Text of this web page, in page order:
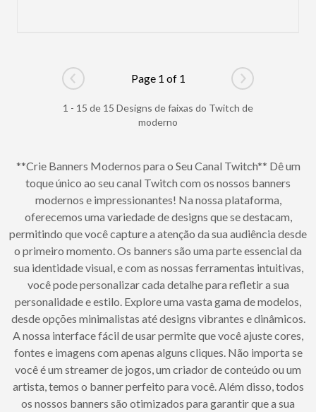
Go to previous page
Page 1 of 1
Go to next
1 - 15 de 15 Designs de faixas do Twitch de
moderno
**Crie Banners Modernos para o Seu Canal Twitch** Dê um
toque único ao seu canal Twitch com os nossos banners
modernos e impressionantes! Na nossa plataforma,
oferecemos uma variedade de designs que se destacam,
permitindo que você capture a atenção da sua audiência desde
o primeiro momento. Os banners são uma parte essencial da
sua identidade visual, e com as nossas ferramentas intuitivas,
você pode personalizar cada detalhe para refletir a sua
personalidade e estilo. Explore uma vasta gama de modelos,
desde opções minimalistas até designs vibrantes e dinâmicos.
A nossa interface fácil de usar permite que você ajuste cores,
fontes e imagens com apenas alguns cliques. Não importa se
você é um streamer de jogos, um criador de conteúdo ou um
artista, temos o banner perfeito para você. Além disso, todos
os nossos banners são otimizados para garantir que a sua